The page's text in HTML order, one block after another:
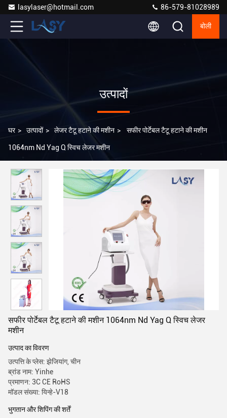
lasylaser@hotmail.com 86-579-81028989
बोली
उत्पादों
घर > उत्पादों > लेजर टैटू हटाने की मशीन > सफीर पोर्टेबल टैटू हटाने की मशीन
1064nm Nd Yag Q स्विच लेजर मशीन
सफीर पोर्टेबल टैटू हटाने की मशीन 1064nm Nd Yag Q स्विच लेजर
मशीन
उत्पाद का विवरण
उत्पत्ति के प्लेस: झेजियांग, चीन
ब्रांड नाम: Yinhe
प्रमाणन: 3C CE RoHS
मॉडल संख्या: यिन्हे-V18
भुगतान और शिपिंग की शर्तें